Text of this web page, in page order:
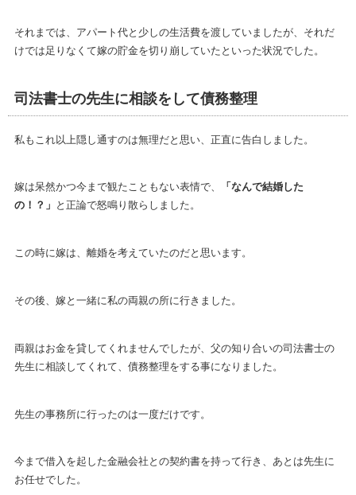
それまでは、アパート代と少しの生活費を渡していましたが、それだ
けでは足りなくて嫁の貯金を切り崩していたといった状況でした。
司法書士の先生に相談をして債務整理
私もこれ以上隠し通すのは無理だと思い、正直に告白しました。
嫁は呆然かつ今まで観たこともない表情で、
「なんで結婚した
の！？」 と正論で怒鳴り散らしました。
この時に嫁は、離婚を考えていたのだと思います。
その後、嫁と一緒に私の両親の所に行きました。
両親はお金を貸してくれませんでしたが、父の知り合いの司法書士の
先生に相談してくれて、債務整理をする事になりました。
先生の事務所に行ったのは一度だけです。
今まで借入を起した金融会社との契約書を持って行き、あとは先生に
お任せでした。